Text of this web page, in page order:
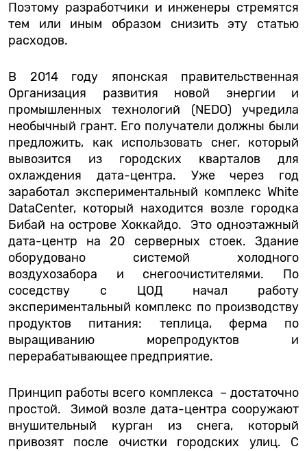
Поэтому разработчики и инженеры стремятся
тем или иным образом снизить эту статью
расходов.
В 2014 году японская правительственная
Организация развития новой энергии и
промышленных технологий (NEDO) учредила
необычный грант. Его получатели должны были
предложить, как использовать снег, который
вывозится из городских кварталов для
охлаждения дата-центра. Уже через год
заработал экспериментальный комплекс White
DataСenter, который находится возле городка
Бибай на острове Хоккайдо. Это одноэтажный
дата-центр на 20 серверных стоек. Здание
оборудовано системой холодного
воздухозабора и снегоочистителями. По
соседству с ЦОД начал работу
экспериментальный комплекс по производству
продуктов питания: теплица, ферма по
выращиванию морепродуктов и
перерабатывающее предприятие.
Принцип работы всего комплекса – достаточно
простой. Зимой возле дата-центра сооружают
внушительный курган из снега, который
привозят после очистки городских улиц. С